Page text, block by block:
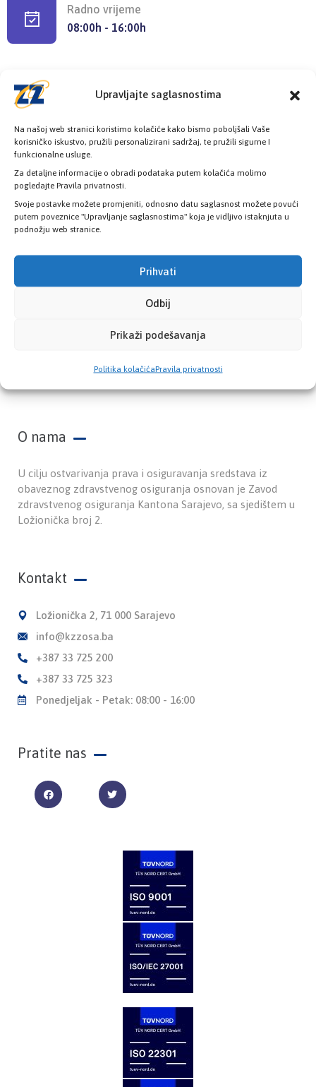
Upravljajte saglasnostima
Na našoj web stranici koristimo kolačiće kako bismo poboljšali Vaše
korisničko iskustvo, pružili personalizirani sadržaj, te pružili sigurne I
funkcionalne usluge.
Za detaljne informacije o obradi podataka putem kolačića molimo
pogledajte Pravila privatnosti.
Svoje postavke možete promjeniti, odnosno datu saglasnost možete povući
putem poveznice "Upravljanje saglasnostima" koja je vidljivo istaknjuta u
podnožju web stranice.
Prihvati
Odbij
Prikaži podešavanja
Politika kolačićaPravila privatnosti
Radno vrijeme
08:00h - 16:00h
Provjerite status vaše elektronske
zdravstvene kartice
PROVJERITE STATUS
O nama
U cilju ostvarivanja prava i osiguravanja sredstava iz
obaveznog zdravstvenog osiguranja osnovan je Zavod
zdravstvenog osiguranja Kantona Sarajevo, sa sjedištem u
Ložionička broj 2.
Kontakt
Ložionička 2, 71 000 Sarajevo
info@kzzosa.ba
+387 33 725 200
+387 33 725 323
Ponedjeljak - Petak: 08:00 - 16:00
Pratite nas